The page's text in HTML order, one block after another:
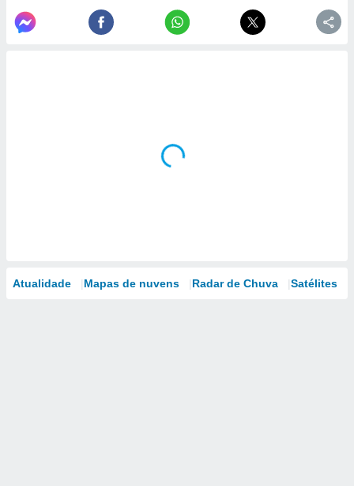
Atualidade Mapas de nuvens Radar de Chuva Satélites